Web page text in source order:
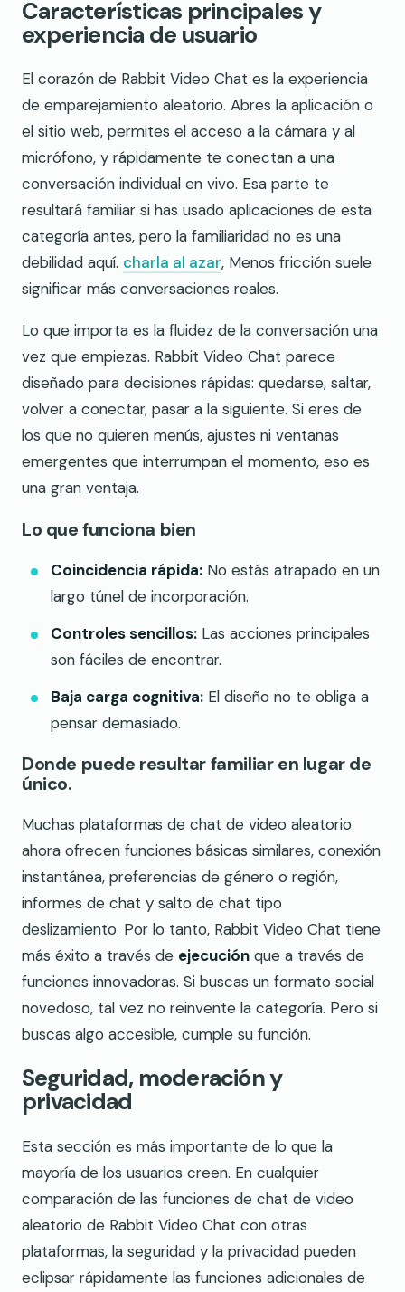
Características principales y
experiencia de usuario
El corazón de Rabbit Video Chat es la experiencia
de emparejamiento aleatorio. Abres la aplicación o
el sitio web, permites el acceso a la cámara y al
micrófono, y rápidamente te conectan a una
conversación individual en vivo. Esa parte te
resultará familiar si has usado aplicaciones de esta
categoría antes, pero la familiaridad no es una
debilidad aquí. charla al azar, Menos fricción suele
significar más conversaciones reales.
Lo que importa es la fluidez de la conversación una
vez que empiezas. Rabbit Video Chat parece
diseñado para decisiones rápidas: quedarse, saltar,
volver a conectar, pasar a la siguiente. Si eres de
los que no quieren menús, ajustes ni ventanas
emergentes que interrumpan el momento, eso es
una gran ventaja.
Lo que funciona bien
Coincidencia rápida: No estás atrapado en un
largo túnel de incorporación.
Controles sencillos: Las acciones principales
son fáciles de encontrar.
Baja carga cognitiva: El diseño no te obliga a
pensar demasiado.
Donde puede resultar familiar en lugar de
único.
Muchas plataformas de chat de video aleatorio
ahora ofrecen funciones básicas similares, conexión
instantánea, preferencias de género o región,
informes de chat y salto de chat tipo
deslizamiento. Por lo tanto, Rabbit Video Chat tiene
más éxito a través de ejecución que a través de
funciones innovadoras. Si buscas un formato social
novedoso, tal vez no reinvente la categoría. Pero si
buscas algo accesible, cumple su función.
Seguridad, moderación y
privacidad
Esta sección es más importante de lo que la
mayoría de los usuarios creen. En cualquier
comparación de las funciones de chat de video
aleatorio de Rabbit Video Chat con otras
plataformas, la seguridad y la privacidad pueden
eclipsar rápidamente las funciones adicionales de